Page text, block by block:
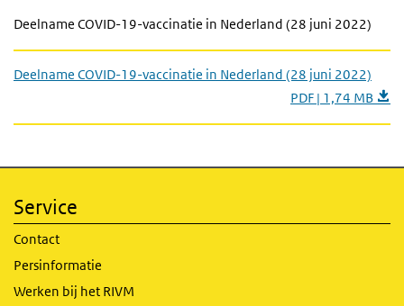
Deelname COVID-19-vaccinatie in Nederland (28 juni 2022)
Deelname COVID-19-vaccinatie in Nederland (28 juni 2022)
PDF | 1,74 MB
Service
Contact
Persinformatie
Werken bij het RIVM